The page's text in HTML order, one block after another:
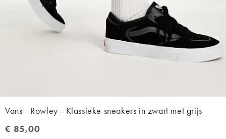
Vans - Rowley - Klassieke sneakers in zwart met grijs
€ 85,00
€ 85,00